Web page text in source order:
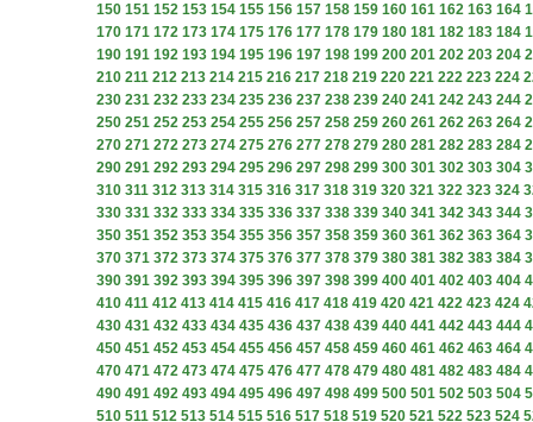
150 151 152 153 154 155 156 157 158 159 160 161 162 163 164
170 171 172 173 174 175 176 177 178 179 180 181 182 183 184
190 191 192 193 194 195 196 197 198 199 200 201 202 203 204
210 211 212 213 214 215 216 217 218 219 220 221 222 223 224
230 231 232 233 234 235 236 237 238 239 240 241 242 243 244
250 251 252 253 254 255 256 257 258 259 260 261 262 263 264
270 271 272 273 274 275 276 277 278 279 280 281 282 283 284
290 291 292 293 294 295 296 297 298 299 300 301 302 303 304
310 311 312 313 314 315 316 317 318 319 320 321 322 323 324
330 331 332 333 334 335 336 337 338 339 340 341 342 343 344
350 351 352 353 354 355 356 357 358 359 360 361 362 363 364
370 371 372 373 374 375 376 377 378 379 380 381 382 383 384
390 391 392 393 394 395 396 397 398 399 400 401 402 403 404
410 411 412 413 414 415 416 417 418 419 420 421 422 423 424
430 431 432 433 434 435 436 437 438 439 440 441 442 443 444
450 451 452 453 454 455 456 457 458 459 460 461 462 463 464
470 471 472 473 474 475 476 477 478 479 480 481 482 483 484
490 491 492 493 494 495 496 497 498 499 500 501 502 503 504
510 511 512 513 514 515 516 517 518 519 520 521 522 523 524